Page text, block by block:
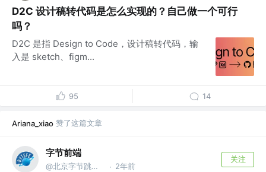
D2C 设计稿转代码是怎么实现的？自己做一个可行
吗？
D2C 是指 Design to Code，设计稿转代码，输
入是 sketch、figm...
95 14
Ariana_xiao 赞了这篇文章
字节前端
@北京字节跳动网络技术有限公司 · 2年前
关注